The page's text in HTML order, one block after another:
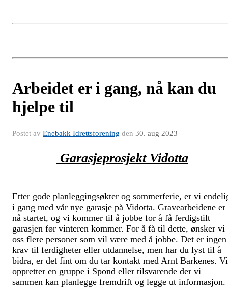
Arbeidet er i gang, nå kan du
hjelpe til
Postet av Enebakk Idrettsforening den 30. aug 2023
Garasjeprosjekt Vidotta
Etter gode planleggingsøkter og sommerferie, er vi
i gang med vår nye garasje på Vidotta. Gravearbeidene er
nå startet, og vi kommer til å jobbe for å få ferdigstilt
garasjen før vinteren kommer. For å få til dette, ønsker vi
oss flere personer som vil være med å jobbe. Det er ingen
krav til ferdigheter eller utdannelse, men har du lyst til å
bidra, er det fint om du tar kontakt med Arnt Barkenes. Vi
oppretter en gruppe i Spond eller tilsvarende der vi
sammen kan planlegge fremdrift og legge ut informasjon.